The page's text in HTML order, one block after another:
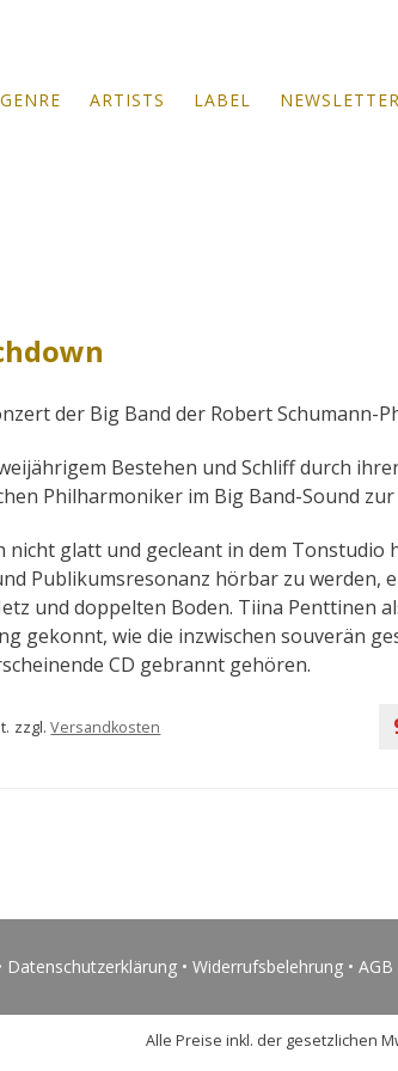
GENRE ARTISTS LABEL NEWSLETTER
der Big Band der Robert Schumann-
Bestehen und Schliff durch
Philharmoniker im Big Band-Sound
nicht glatt und gecleant in dem
Publikumsresonanz hörbar zu werden,
und doppelten Boden. Tiina Penttinen
gekonnt, wie die inzwischen souverän
CD gebrannt gehören.
zzgl.Versandkosten
Datenschutzerklärung • Widerrufsbelehrung • AGB
Alle Preise inkl. der gesetzlichen